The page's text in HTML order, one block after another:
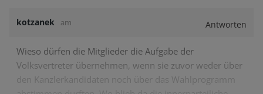
kotzanek am Antworten
Wieso dürfen die Mitglieder die Aufgabe der
Volksvertreter übernehmen, wenn sie zuvor weder über
den Kanzlerkandidaten noch über das Wahlprogramm